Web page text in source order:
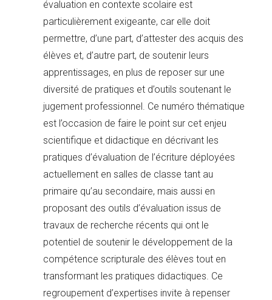
évaluation en contexte scolaire est
particulièrement exigeante, car elle doit
permettre, d’une part, d’attester des acquis des
élèves et, d’autre part, de soutenir leurs
apprentissages, en plus de reposer sur une
diversité de pratiques et d’outils soutenant le
jugement professionnel. Ce numéro thématique
est l’occasion de faire le point sur cet enjeu
scientifique et didactique en décrivant les
pratiques d’évaluation de l’écriture déployées
actuellement en salles de classe tant au
primaire qu’au secondaire, mais aussi en
proposant des outils d’évaluation issus de
travaux de recherche récents qui ont le
potentiel de soutenir le développement de la
compétence scripturale des élèves tout en
transformant les pratiques didactiques. Ce
regroupement d’expertises invite à repenser